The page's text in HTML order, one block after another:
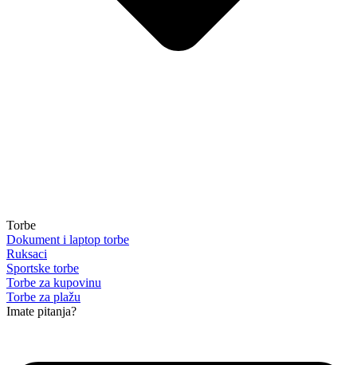
Torbe
Dokument i laptop torbe
Ruksaci
Sportske torbe
Torbe za kupovinu
Torbe za plažu
Imate pitanja?